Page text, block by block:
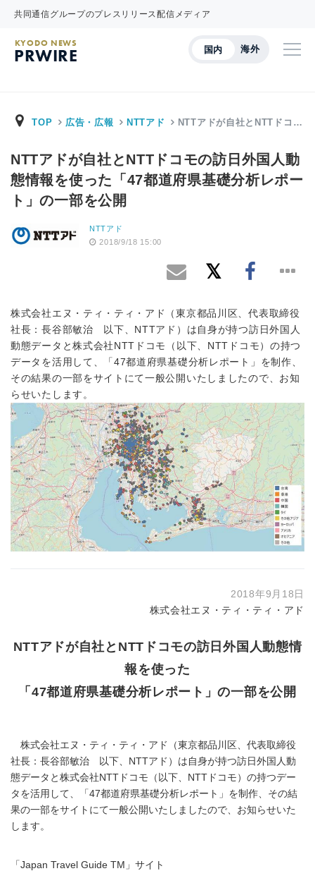
共同通信グループのプレスリリース配信メディア
国内 海外
KYODO NEWS
PRWIRE
TOP 広告・広報 NTTアド NTTアドが自社とNTTドコ…
NTTアドが自社とNTTドコモの訪日外国人動
態情報を使った「47都道府県基礎分析レポー
ト」の一部を公開
NTTアド
2018/9/18 15:00
株式会社エヌ・ティ・ティ・アド（東京都品川区、代表取締役
社長：長谷部敏治 以下、NTTアド）は自身が持つ訪日外国人
動態データと株式会社NTTドコモ（以下、NTTドコモ）の持つ
データを活用して、「47都道府県基礎分析レポート」を制作、
その結果の一部をサイトにて一般公開いたしましたので、お知
らせいたします。
2018年9月18日
株式会社エヌ・ティ・ティ・アド
NTTアドが自社とNTTドコモの訪日外国人動態情
報を使った
「47都道府県基礎分析レポート」の一部を公開
株式会社エヌ・ティ・ティ・アド（東京都品川区、代表取締役
社長：長谷部敏治 以下、NTTアド）は自身が持つ訪日外国人動
態データと株式会社NTTドコモ（以下、NTTドコモ）の持つデー
タを活用して、「47都道府県基礎分析レポート」を制作、その結
果の一部をサイトにて一般公開いたしましたので、お知らせいた
します。
「Japan Travel Guide TM」サイト